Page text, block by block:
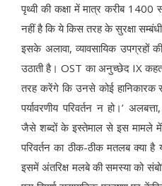
पृथ्वी की कक्षा में मात्र करीब
नहीं है कि ये किस तरह के सुरक्षा
इसके अलावा, व्यावसायिक उपग्रहों की
उठाती है। OST का अनुच्छेद IX कहता
तरह करेंगे कि उनसे कोई हानिकारक
पर्यावरणीय परिवर्तन न हो।’
जैसे शब्दों के इस्तेमाल से इस मामले में
परिवर्तन का ठीक-ठीक मतलब क्या है
इसमें अंतरिक्ष मलबे की समस्या को